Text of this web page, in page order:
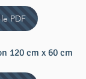
PDF
120 cm x 60 cm